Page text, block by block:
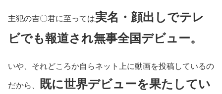
主犯の吉〇君に至っては実名・顔出しでテレ
ビでも報道され無事全国デビュー。
いや、それどころか自らネット上に動画を投稿しているの
だから、
既に世界デビューを果たしてい